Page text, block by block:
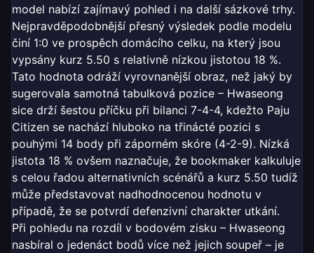
model nabízí zajímavý pohled i na další sázkové trhy.
Nejpravděpodobnější přesný výsledek podle modelu
činí 1:0 ve prospěch domácího celku, na který jsou
vypsány kurz 5.50 s relativně nízkou jistotou 18 %.
Tato hodnota odráží vyrovnanější obraz, než jaký by
sugerovala samotná tabulková pozice – Hwaseong
sice drží šestou příčku při bilanci 7-4-4, kdežto Paju
Citizen se nachází hluboko na třinácté pozici s
pouhými 14 body při záporném skóre (4-2-9). Nízká
jistota 18 % ovšem naznačuje, že bookmaker kalkuluje
s celou řadou alternativních scénářů a kurz 5.50 tudíž
může představovat nadhodnocenou hodnotu v
případě, že se potvrdí defenzivní charakter utkání.
Při pohledu na rozdíl v bodovém zisku – Hwaseong
nasbíral o jedenáct bodů více než jejich soupeř – je